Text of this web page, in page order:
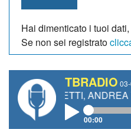
Hai dimenticato i tuoi dati,
Se non sei registrato
TBRADIO
ANDREA
00:00